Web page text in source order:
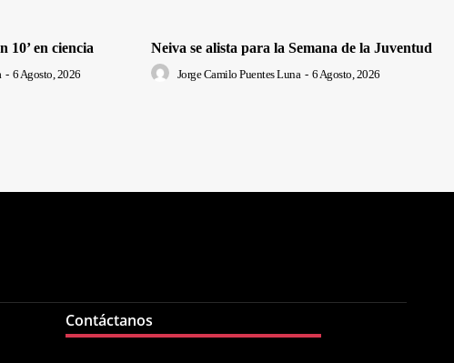
10’ en ciencia
- 6 Agosto, 2026
Neiva se alista para la Semana de la Juventud
Jorge Camilo Puentes Luna - 6 Agosto, 2026
Contáctanos